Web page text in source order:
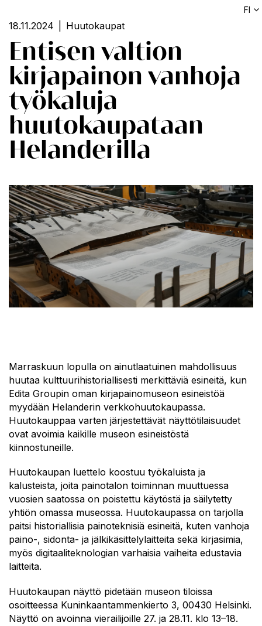
FI
18.11.2024 Huutokaupat
Entisen valtion
kirjapainon vanhoja
työkaluja
huutokaupataan
Helanderilla
Marraskuun lopulla on ainutlaatuinen mahdollisuus
huutaa kulttuurihistoriallisesti merkittäviä esineitä, kun
Edita Groupin oman kirjapainomuseon esineistöä
myydään Helanderin verkkohuutokaupassa.
Huutokauppaa varten järjestettävät näyttötilaisuudet
ovat avoimia kaikille museon esineistöstä
kiinnostuneille.
Huutokaupan luettelo koostuu työkaluista ja
kalusteista, joita painotalon toiminnan muuttuessa
vuosien saatossa on poistettu käytöstä ja säilytetty
yhtiön omassa museossa. Huutokaupassa on tarjolla
paitsi historiallisia painoteknisiä esineitä, kuten vanhoja
paino-, sidonta- ja jälkikäsittelylaitteita sekä kirjasimia,
myös digitaaliteknologian varhaisia vaiheita edustavia
laitteita.
Huutokaupan näyttö pidetään museon tiloissa
osoitteessa Kuninkaantammenkierto 3, 00430 Helsinki.
Näyttö on avoinna vierailijoille 27. ja 28.11. klo 13–18.